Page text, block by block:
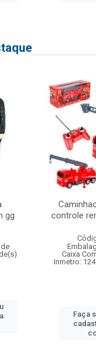
gg
controle
Caixa
Inmetro:
Faça